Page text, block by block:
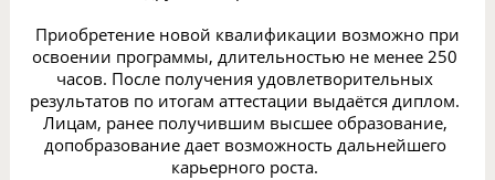
Приобретение новой квалификации возможно при
освоении программы, длительностью не менее 250
часов. После получения удовлетворительных
результатов по итогам аттестации выдаётся диплом.
Лицам, ранее получившим высшее образование,
допобразование дает возможность дальнейшего
карьерного роста.